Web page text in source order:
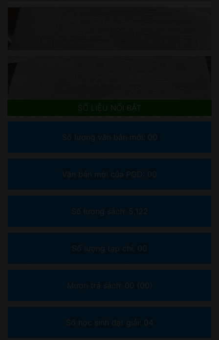
SỐ LIỆU NỐI BẬT
Số lượng văn bản mới: 00
Văn bản mới của PGD: 00
Số lượng sách: 5,122
Số lượng tạp chí: 00
Mượn trả sách: 00 (00)
Số học sinh đạt giải: 04